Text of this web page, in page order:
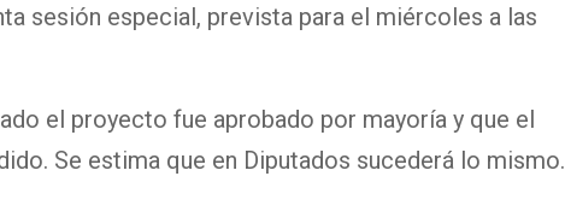
sesión especial, prevista para el miércoles a las
el proyecto fue aprobado por mayoría y que el
Se estima que en Diputados sucederá lo mismo.